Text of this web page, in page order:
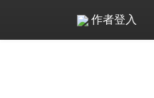
作者登入